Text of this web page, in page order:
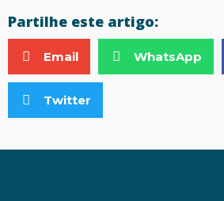
Partilhe este artigo:
Email WhatsApp
Twitter